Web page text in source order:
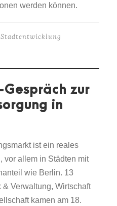
werden können.
Stadtentwicklung
zur
in
ist ein reales
vor allem in Städten mit
wie Berlin. 13
Verwaltung, Wirtschaft
kamen am 18.